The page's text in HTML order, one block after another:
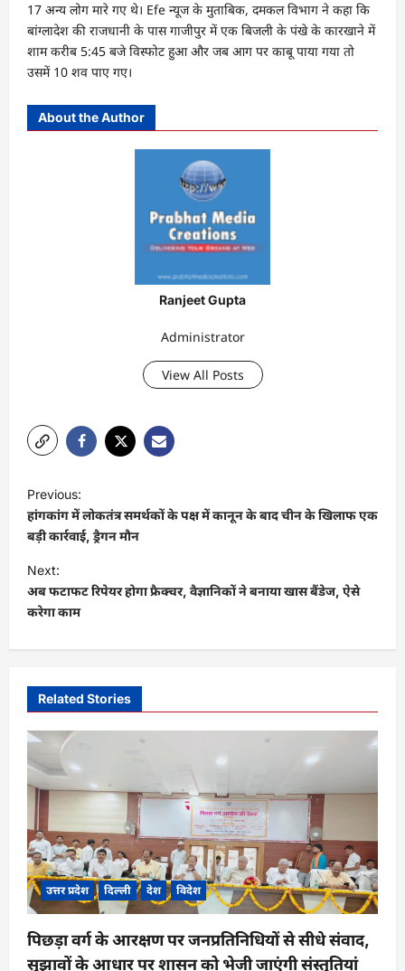
17 अन्य लोग मारे गए थे। Efe न्यूज के मुताबिक, दमकल विभाग ने कहा कि
बांग्लादेश की राजधानी के पास गाजीपुर में एक बिजली के पंखे के कारखाने में
शाम करीब 5:45 बजे विस्फोट हुआ और जब आग पर काबू पाया गया तो
उसमें 10 शव पाए गए।
About the Author
Ranjeet Gupta
Administrator
View All Posts
o
s
t
n
a
v
g
a
t
i
o
n
Previous:
हांगकांग में लोकतंत्र समर्थकों के पक्ष में कानून के बाद चीन के खिलाफ एक
बड़ी कार्रवाई, ड्रैगन मौन
Next:
अब फटाफट रिपेयर होगा फ्रैक्चर, वैज्ञानिकों ने बनाया खास बैंडेज, ऐसे
करेगा काम
Related Stories
उत्तर प्रदेश दिल्ली देश विदेश
पिछड़ा वर्ग के आरक्षण पर जनप्रतिनिधियों से सीधे संवाद,
सुझावों के आधार पर शासन को भेजी जाएंगी संस्तुतियां